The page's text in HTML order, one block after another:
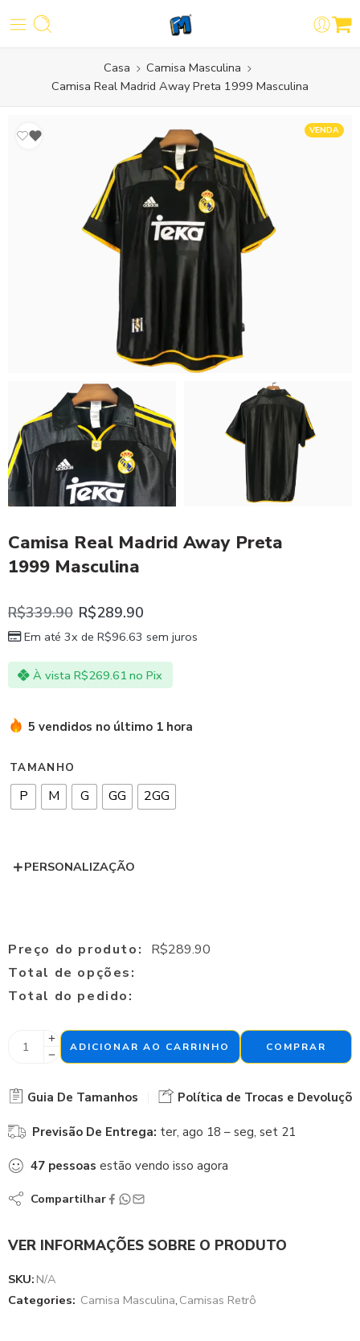
Casa
Camisa Masculina
Camisa Real Madrid Away Preta 1999 Masculina
VENDA
Camisa Real Madrid Away Preta
1999 Masculina
R$339.90 R$289.90
Em até 3x de R$96.63 sem juros
À vista R$269.61 no Pix
5 vendidos no último 1 hora
TAMANHO
P M G GG 2GG
PERSONALIZAÇÃO
Preço do produto: R$289.90
Total de opções:
Total do pedido:
ADICIONAR AO CARRINHO COMPRAR
Guia De Tamanhos Política de Trocas e
Previsão De Entrega: ter, ago 18 – seg, set 21
47 pessoas estão vendo isso agora
Compartilhar
VER INFORMAÇÕES SOBRE O PRODUTO
SKU: N/A
Categories: Camisa Masculina, Camisas Retrô